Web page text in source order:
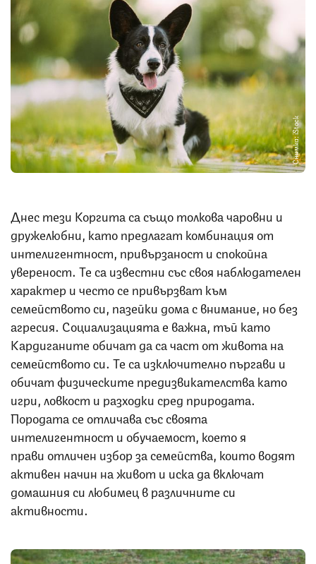
Снимка: iStock
Днес тези Коргита са също толкова чаровни и
дружелюбни, като предлагат комбинация от
интелигентност, привързаност и спокойна
увереност. Те са известни със своя наблюдателен
характер и често се привързват към
семейството си, пазейки дома с внимание, но без
агресия. Социализацията е важна, тъй като
Кардиганите обичат да са част от живота на
семейството си. Те са изключително пъргави и
обичат физическите предизвикателства като
игри, ловкост и разходки сред природата.
Породата се отличава със своята
интелигентност и обучаемост, което я
прави отличен избор за семейства, които водят
активен начин на живот и иска да включат
домашния си любимец в различните си
активности.